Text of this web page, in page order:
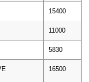
15400
11000
5830
16500